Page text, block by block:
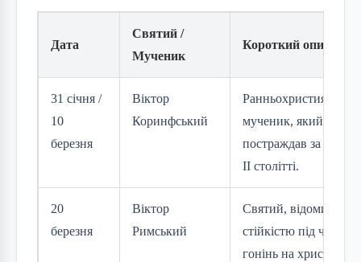
Дата
Святий /
Мученик
Короткий опис
31 січня /
10
березня
Віктор
Коринфський
мученик, який
постраждав за віру в
II столітті.
20
березня
Віктор
Римський
Святий, відомий
стійкістю під час
гонінь на християн.